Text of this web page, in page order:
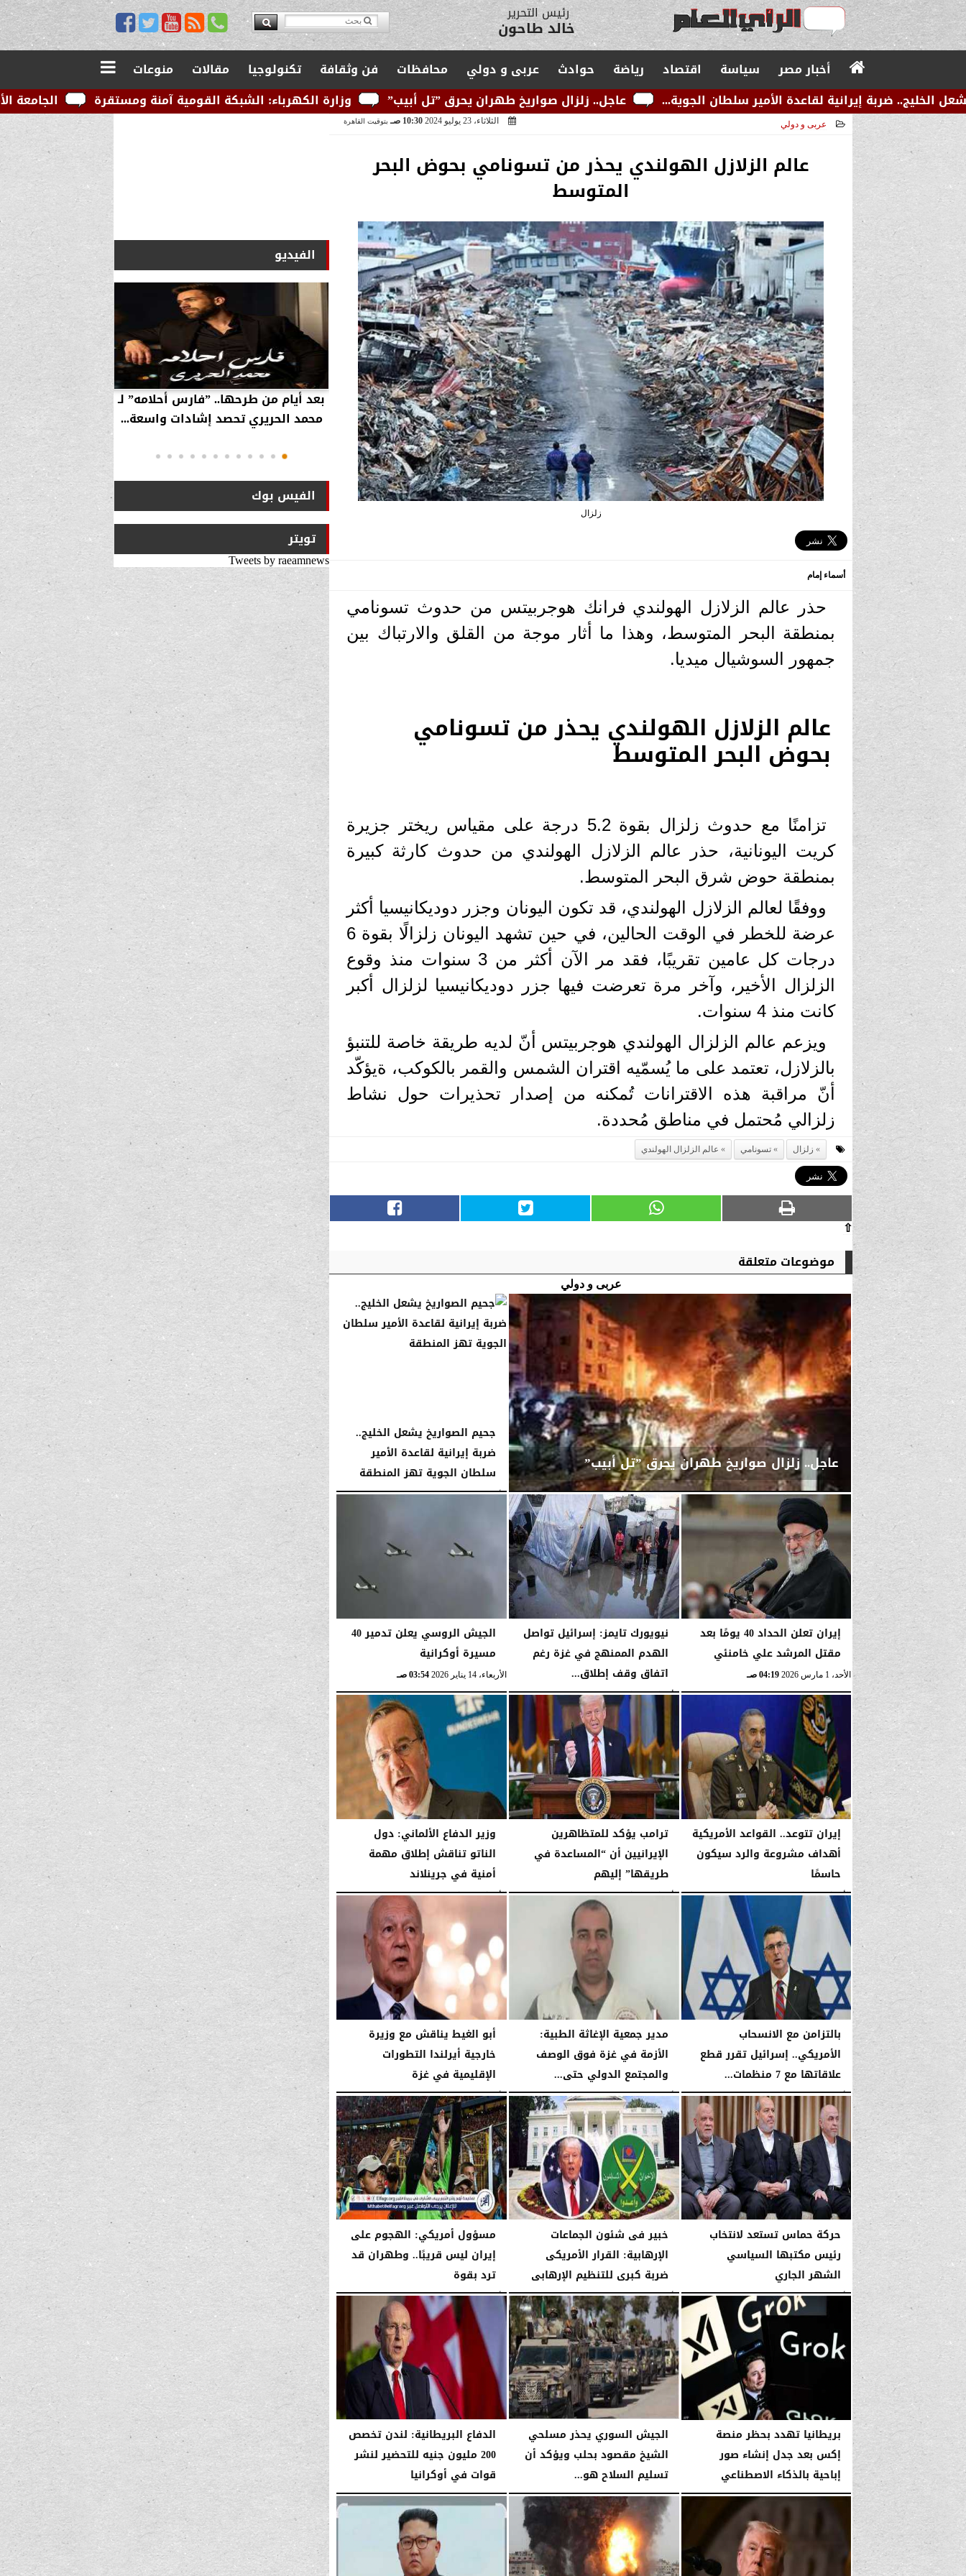
مدير التحرير
يوسف قبودان
أخبار مصر سياسة اقتصاد رياضة حوادث عربى و دولي محافظات فن وثقافة تكنولوجيا مقالات
منوعات
الجامعة الأمريكية
وزارة الكهرباء: الشبكة القومية آمنة ومستقرة عاجل.. زلزال صواريخ طهران يحرق ”تل أبيب” لقاعدة الأمير سلطان الجوية...
عربى و دولي الثلاثاء، 23 يوليو 2024 10:30 صـ بتوقيت القاهرة
عالم الزلازل الهولندي يحذر من تسونامي بحوض البحر
المتوسط
زلزال
أسماء إمام
حذر عالم الزلازل الهولندي فرانك هوجربيتس من حدوث تسونامي
بمنطقة البحر المتوسط، وهذا ما أثار موجة من القلق والارتباك بين
جمهور السوشيال ميديا.
عالم الزلازل الهولندي يحذر من تسونامي
بحوض البحر المتوسط
تزامنًا مع حدوث زلزال بقوة 5.2 درجة على مقياس ريختر جزيرة
كريت اليونانية، حذر عالم الزلازل الهولندي من حدوث كارثة كبيرة
بمنطقة حوض شرق البحر المتوسط.
ووفقًا لعالم الزلازل الهولندي، قد تكون اليونان وجزر دوديكانيسيا أكثر
عرضة للخطر في الوقت الحالين، في حين تشهد اليونان زلزالًا بقوة 6
درجات كل عامين تقريبًا، فقد مر الآن أكثر من 3 سنوات منذ وقوع
الزلزال الأخير، وآخر مرة تعرضت فيها جزر دوديكانيسيا لزلزال أكبر
كانت منذ 4 سنوات.
ويزعم عالم الزلزال الهولندي هوجربيتس أنّ لديه طريقة خاصة للتنبؤ
بالزلازل، تعتمد على ما يُسمّيه اقتران الشمس والقمر بالكوكب، ةيؤكّد
أنّ مراقبة هذه الاقترانات تُمكنه من إصدار تحذيرات حول نشاط
زلزالي مُحتمل في مناطق مُحددة.
زلزال تسونامي عالم الزلزال الهولندي
⇧
موضوعات متعلقة
عربى و دولي
عاجل.. زلزال صواريخ طهران يحرق ”تل أبيب”
الأحد، 1 مارس 2026 04:23 صـ
جحيم الصواريخ يشعل الخليج..
ضربة إيرانية لقاعدة الأمير
سلطان الجوية تهز المنطقة
الأحد، 1 مارس 2026 04:22 صـ
إيران تعلن الحداد 40 يومًا بعد
مقتل المرشد علي خامنئي
الأحد، 1 مارس 2026 04:19 صـ
نيويورك تايمز: إسرائيل تواصل
الهدم الممنهج في غزة رغم
اتفاق وقف إطلاق...
الأربعاء، 14 يناير 2026 03:56 صـ
الجيش الروسي يعلن تدمير 40
مسيرة أوكرانية
الأربعاء، 14 يناير 2026 03:54 صـ
إيران تتوعد.. القواعد الأمريكية
أهداف مشروعة والرد سيكون
حاسمًا
الأربعاء، 14 يناير 2026 03:53 صـ
ترامب يؤكد للمتظاهرين
الإيرانيين أن “المساعدة في
طريقها” إليهم
الأربعاء، 14 يناير 2026 03:53 صـ
وزير الدفاع الألماني: دول
الناتو تناقش إطلاق مهمة
أمنية في جرينلاند
الأربعاء، 14 يناير 2026 03:52 صـ
بالتزامن مع الانسحاب
الأمريكي.. إسرائيل تقرر قطع
علاقاتها مع 7 منظمات...
الأربعاء، 14 يناير 2026 03:52 صـ
مدير جمعية الإغاثة الطبية:
الأزمة في غزة فوق الوصف
والمجتمع الدولي حتى...
الأربعاء، 14 يناير 2026 03:52 صـ
أبو الغيط يناقش مع وزيرة
خارجية أيرلندا التطورات
الإقليمية في غزة
الأربعاء، 14 يناير 2026 03:51 صـ
حركة حماس تستعد لانتخاب
رئيس مكتبها السياسي
الشهر الجاري
الأربعاء، 14 يناير 2026 03:51 صـ
خبير فى شئون الجماعات
الإرهابية: القرار الأمريكى
ضربة كبرى للتنظيم الإرهابى
الأربعاء، 14 يناير 2026 03:39 صـ
مسؤول أمريكي: الهجوم على
إيران ليس قريبًا.. وطهران قد
ترد بقوة
الأربعاء، 14 يناير 2026 03:39 صـ
بريطانيا تهدد بحظر منصة
إكس بعد جدل إنشاء صور
إباحية بالذكاء الاصطناعي
السبت، 10 يناير 2026 11:40 صـ
الجيش السوري يحذر مسلحي
الشيخ مقصود بحلب ويؤكد أن
تسليم السلاح هو...
السبت، 10 يناير 2026 06:38 صـ
الدفاع البريطانية: لندن تخصص
200 مليون جنيه للتحضير لنشر
قوات في أوكرانيا
السبت، 10 يناير 2026 06:38 صـ
الفيديو
انتهاكات الدوحة.. تقرير يفضح تجاوزات
تميم ضد ابن عمه طلال آل ثاني
بعد أيام من طرحها.. ”فارس أحلامه” لـ
محمد الحريري تحصد إشادات واسعة...
بالفيديو…
استراتيجية
انتقلت
الفيس بوك
تويتر
Tweets by raeamnews